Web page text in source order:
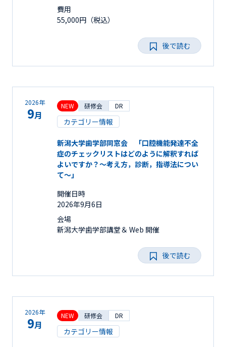
費用
55,000円（税込）
後で読む
2026年
9月
NEW 研修会 DR
カテゴリー情報
新潟大学歯学部同窓会 「口腔機能発達不全
症のチェックリストはどのように解釈すれば
よいですか？～考え方，診断，指導法につい
て～」
開催日時
2026年9月6日
会場
新潟大学歯学部講堂＆ Web 開催
後で読む
2026年
9月
NEW 研修会 DR
カテゴリー情報